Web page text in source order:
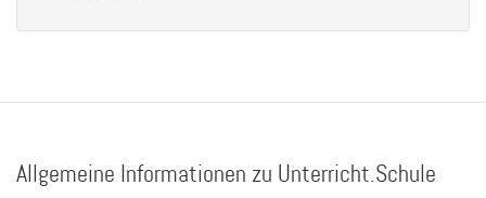
Allgemeine Informationen zu Unterricht.Schule